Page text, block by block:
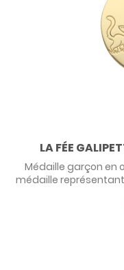
LA FÉE
Médaille garçon en
médaille
naissance, de son